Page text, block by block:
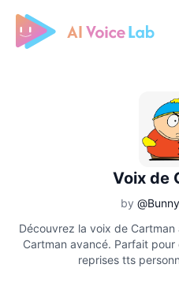
Free AI Cover & AI Voice
Voix de
by
Découvrez la voix de
Cartman avancé. Parfait
reprises tts